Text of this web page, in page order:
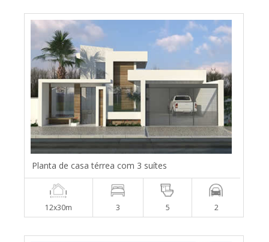
Planta de casa térrea com 3 suítes
12x30m 3 5 2